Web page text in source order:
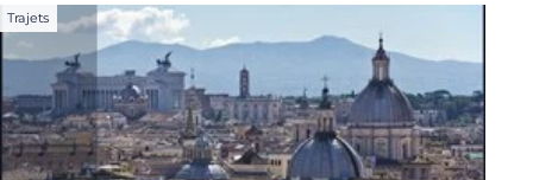
Trajets